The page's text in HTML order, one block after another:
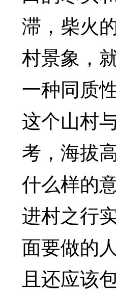
滞，柴火
村景象，
一种同质
这个山村
考，海拔
什么样的
进村之行
面要做的
且还应该